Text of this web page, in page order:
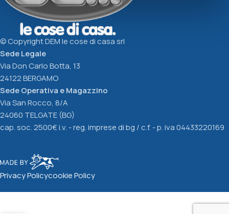
© Copyright DEM le cose di casa srl
Sede Legale
Via Don Carlo Botta, 13
24122 BERGAMO
Sede Operativa e Magazzino
Via San Rocco, 8/A
24060 TELGATE (BG)
cap. soc. 2500€ i.v. - reg. imprese di bg / c.f. - p. iva 04433220169
Privacy Policycookie Policy